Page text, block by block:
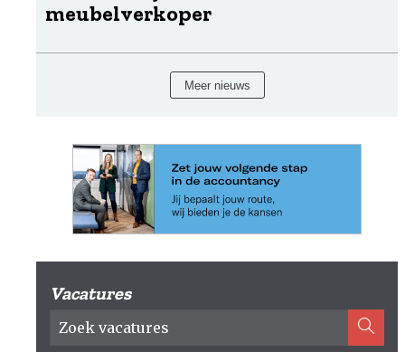
meubelverkoper
Meer nieuws
Vacatures